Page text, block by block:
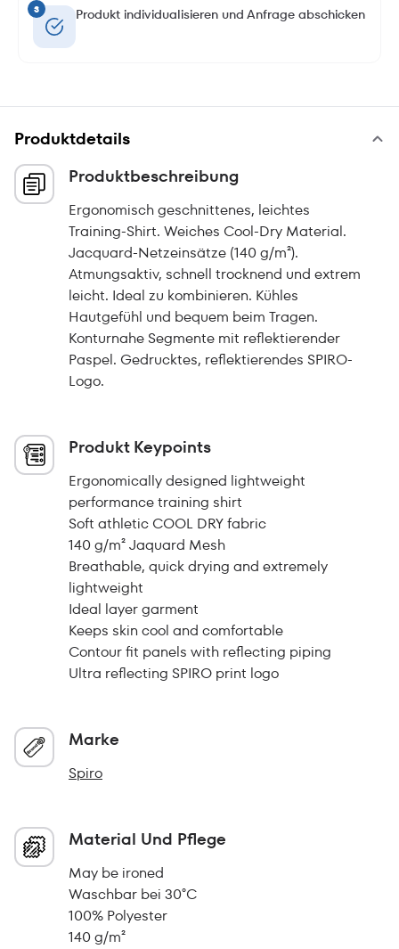
3 Produkt individualisieren und Anfrage abschicken
Produktdetails
Produktbeschreibung
Ergonomisch geschnittenes, leichtes
Training-Shirt. Weiches Cool-Dry Material.
Jacquard-Netzeinsätze (140 g/m²).
Atmungsaktiv, schnell trocknend und extrem
leicht. Ideal zu kombinieren. Kühles
Hautgefühl und bequem beim Tragen.
Konturnahe Segmente mit reflektierender
Paspel. Gedrucktes, reflektierendes SPIRO-
Logo.
Produkt Keypoints
Ergonomically designed lightweight
performance training shirt
Soft athletic COOL DRY fabric
140 g/m² Jaquard Mesh
Breathable, quick drying and extremely
lightweight
Ideal layer garment
Keeps skin cool and comfortable
Contour fit panels with reflecting piping
Ultra reflecting SPIRO print logo
Marke
Spiro
Material Und Pflege
May be ironed
Waschbar bei 30°C
100% Polyester
140 g/m²